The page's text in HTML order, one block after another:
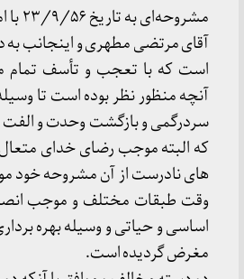
آقای مرتضی مطهری و اینجانب
است که با تعجب و تأسف تمام
آنچه منظور نظر بوده است تا
سردرگمی و بازگشت وحدت و الفت
که البته موجب رضای خدای
های نادرست از آن مشروحه خود
وقت طبقات مختلف و موجب
اساسی و حیاتی و وسیله بهره
مغرض گردیده است.